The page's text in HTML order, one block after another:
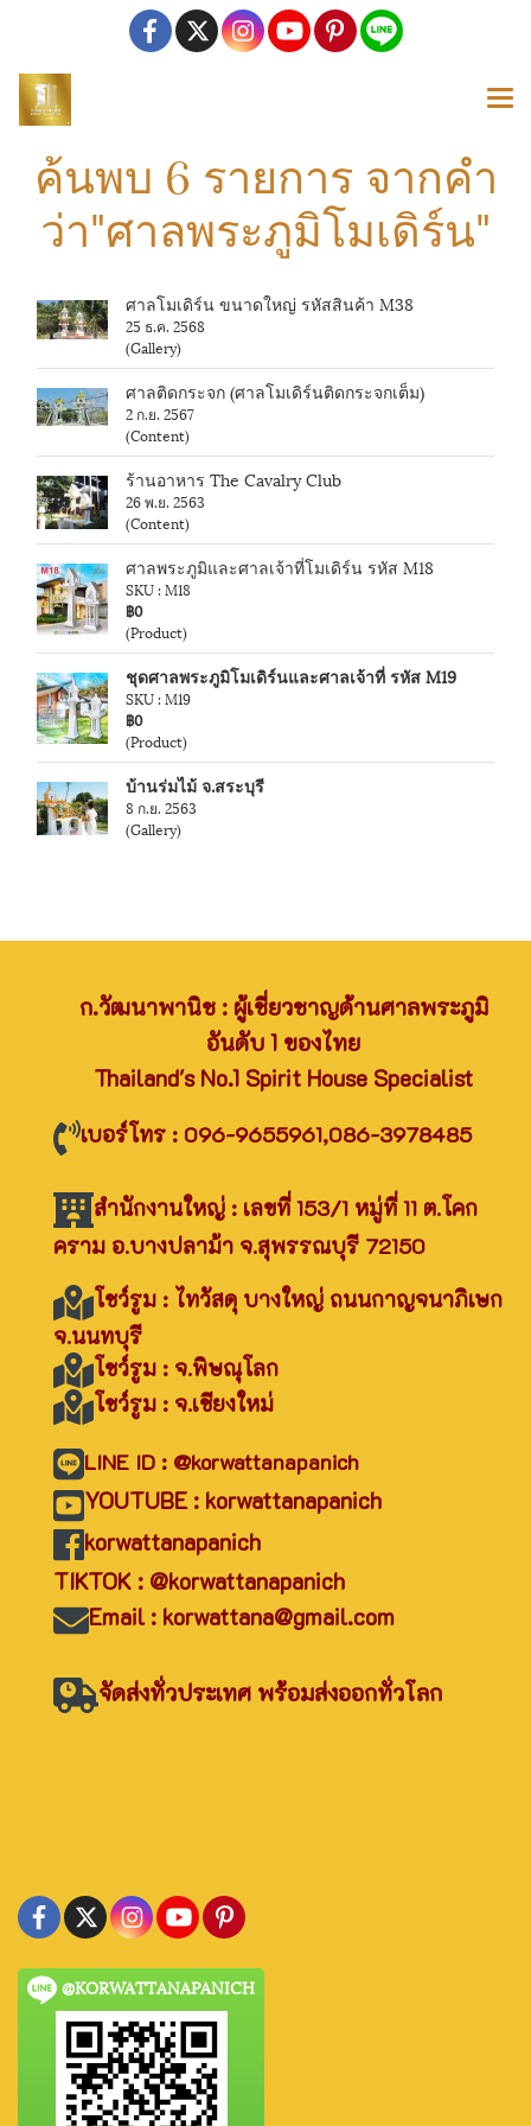
ค้นพบ 6 รายการ จากคำ
ว่า"ศาลพระภูมิโมเดิร์น"
ศาลโมเดิร์น ขนาดใหญ่ รหัสสินค้า M38
25 ธ.ค. 2568
(Gallery)
ศาลติดกระจก (ศาลโมเดิร์นติดกระจกเต็ม)
2 ก.ย. 2567
(Content)
ร้านอาหาร The Cavalry Club
26 พ.ย. 2563
(Content)
ศาลพระภูมิและศาลเจ้าที่โมเดิร์น รหัส M18
SKU : M18
฿0
(Product)
ชุดศาลพระภูมิโมเดิร์นและศาลเจ้าที่ รหัส M19
SKU : M19
฿0
(Product)
บ้านร่มไม้ จ.สระบุรี
8 ก.ย. 2563
(Gallery)
ก.วัฒนาพานิช : ผู้เชี่ยวชาญด้านศาลพระภูมิ
อันดับ 1 ของไทย
Thailand's No.1 Spirit House Specialist
เบอร์โทร : 096-9655961,086-3978485
สำนักงานใหญ่ : เลขที่ 153/1 หมู่ที่ 11 ต.โคก
คราม อ.บางปลาม้า จ.สุพรรณบุรี 72150
โชว์รูม : ไทวัสดุ บางใหญ่ ถนนกาญจนาภิเษก
จ.นนทบุรี
โชว์รูม : จ.พิษณุโลก
โชว์รูม : จ.เชียงใหม่
LINE ID : @korwattanapanich
YOUTUBE : korwattanapanich
korwattanapanich
TIKTOK : @korwattanapanich
Email : korwattana@gmail.com
จัดส่งทั่วประเทศ พร้อมส่งออกทั่วโลก
@KORWATTANAPANICH